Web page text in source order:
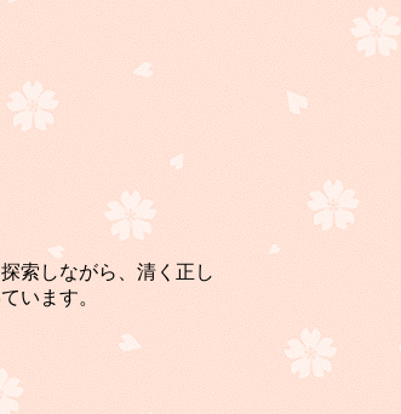
探索しながら、清く正し
います。